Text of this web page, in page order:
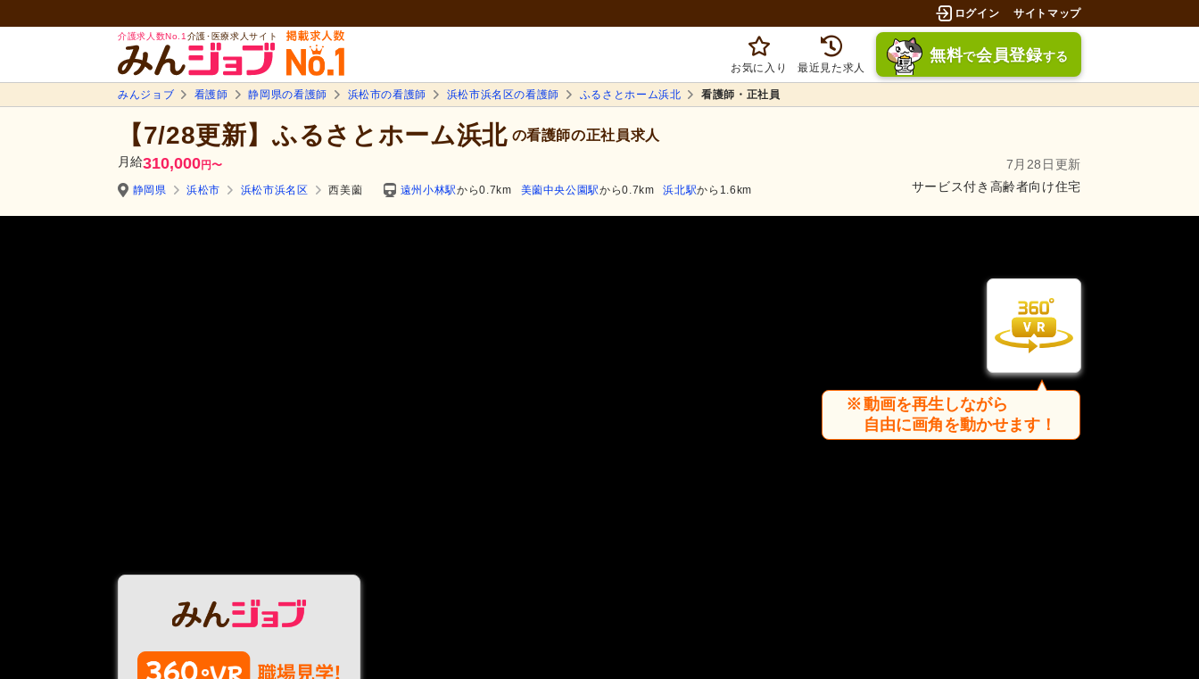
ログイン サイトマップ
介護求人数No.1 介護･医療求人サイト
お気に入り 最近見た求人
無料で会員登録する
みんジョブ 看護師 静岡県の看護師 浜松市の看護師 浜松市浜名区の看護師 ふるさとホーム浜北 看護師・正社員
【7/28更新】ふるさとホーム浜北 の看護師の正社員求人
月給310,000円〜
7月28日更新
サービス付き高齢者向け住宅
静岡県 浜松市 浜松市浜名区 西美薗 遠州小林駅から0.7km 美薗中央公園駅から0.7km 浜北駅から1.6km
動画を再生しながら
自由に画角を動かせます！